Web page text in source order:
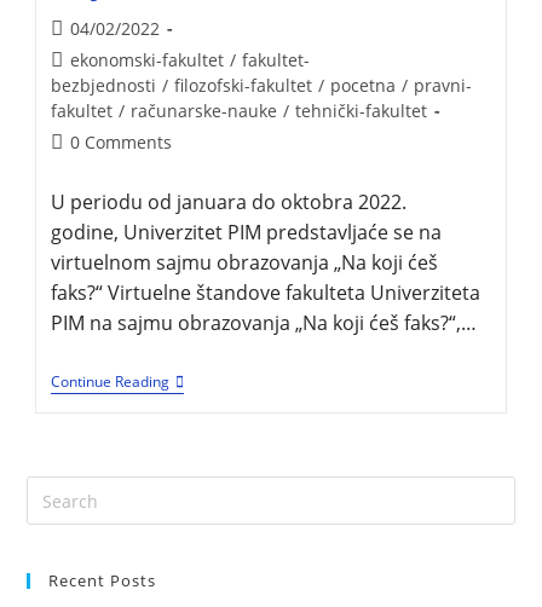
04/02/2022
ekonomski-fakultet / fakultet-
bezbjednosti / filozofski-fakultet / pocetna / pravni-
fakultet / računarske-nauke / tehnički-fakultet
0 Comments
U periodu od januara do oktobra 2022.
godine, Univerzitet PIM predstavljaće se na
virtuelnom sajmu obrazovanja „Na koji ćeš
faks?“ Virtuelne štandove fakulteta Univerziteta
PIM na sajmu obrazovanja „Na koji ćeš faks?“,…
Continue Reading
Recent Posts